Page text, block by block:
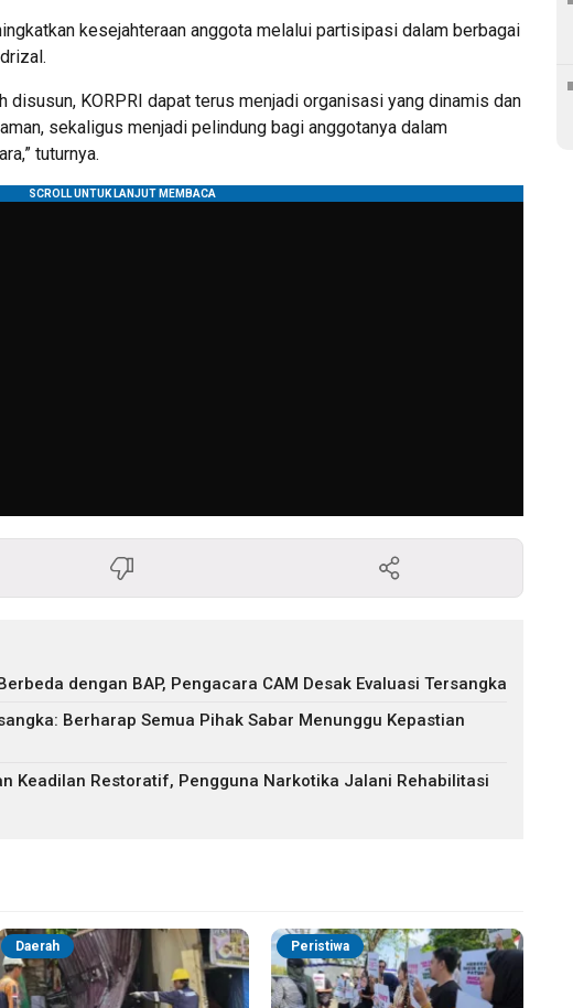
kesejahteraan anggota melalui partisipasi dalam berbagai
disusun, KORPRI dapat terus menjadi organisasi yang dinamis dan
sekaligus menjadi pelindung bagi anggotanya dalam
tuturnya.
dengan BAP, Pengacara CAM Desak Evaluasi Tersangka
Berharap Semua Pihak Sabar Menunggu Kepastian
Keadilan Restoratif, Pengguna Narkotika Jalani Rehabilitasi
Daerah Peristiwa